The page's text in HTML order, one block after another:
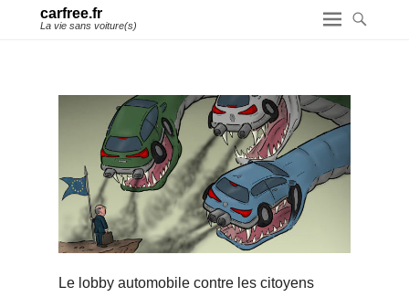
carfree.fr
La vie sans voiture(s)
Le lobby automobile contre les citoyens